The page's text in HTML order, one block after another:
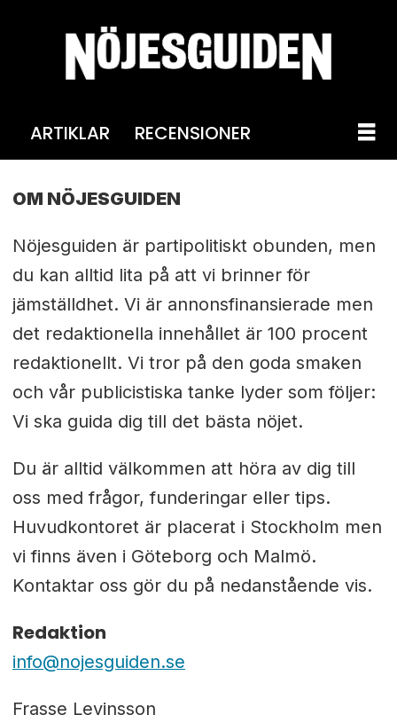
ARTIKLAR RECENSIONER
Om
oss
-
ng
OM NÖJESGUIDEN
Nöjesguiden är partipolitiskt obunden, men
du kan alltid lita på att vi brinner för
jämställdhet. Vi är annonsfinansierade men
det redaktionella innehållet är 100 procent
redaktionellt. Vi tror på den goda smaken
och vår publicistiska tanke lyder som följer:
Vi ska guida dig till det bästa nöjet.
Du är alltid välkommen att höra av dig till
oss med frågor, funderingar eller tips.
Huvudkontoret är placerat i Stockholm men
vi finns även i Göteborg och Malmö.
Kontaktar oss gör du på nedanstående vis.
Redaktion
info@nojesguiden.se
Frasse Levinsson